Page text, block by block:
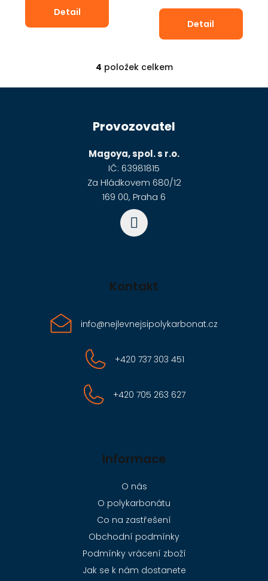
Detail
Detail
O
v
d
c
í
p
r
v
k
y
p
i
u
4 položek celkem
Provozovatel
Magoya, spol. s r.o.
IČ: 63981815
Za Hládkovem 680/12
169 00, Praha 6
Kontakt
info@nejlevnejsipolykarbonat.cz
+420 737 303 451
+420 705 263 627
Informace
O nás
O polykarbonátu
Co na zastřešení
Obchodní podmínky
Podmínky vrácení zboží
Jak se k nám dostanete
Potřebuji pomoct